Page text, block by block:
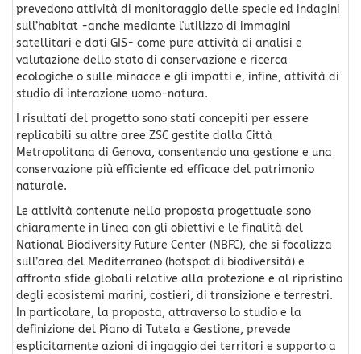
prevedono attività di monitoraggio delle specie ed indagini
sull’habitat -anche mediante l'utilizzo di immagini
satellitari e dati GIS- come pure attività di analisi e
valutazione dello stato di conservazione e ricerca
ecologiche o sulle minacce e gli impatti e, infine, attività di
studio di interazione uomo-natura.
I risultati del progetto sono stati concepiti per essere
replicabili su altre aree ZSC gestite dalla Città
Metropolitana di Genova, consentendo una gestione e una
conservazione più efficiente ed efficace del patrimonio
naturale.
Le attività contenute nella proposta progettuale sono
chiaramente in linea con gli obiettivi e le finalità del
National Biodiversity Future Center (NBFC), che si focalizza
sull’area del Mediterraneo (hotspot di biodiversità) e
affronta sfide globali relative alla protezione e al ripristino
degli ecosistemi marini, costieri, di transizione e terrestri.
In particolare, la proposta, attraverso lo studio e la
definizione del Piano di Tutela e Gestione, prevede
esplicitamente azioni di ingaggio dei territori e supporto a